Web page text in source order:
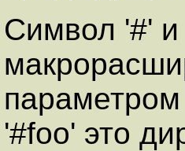
Символ '#' и
параметром
'#foo' это